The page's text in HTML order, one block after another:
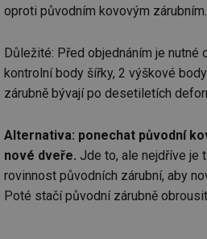
oproti původním kovovým zárubním.
Důležité: Před objednáním je nutné
kontrolní body šířky, 2 výškové
zárubně bývají po desetiletích
Alternativa: ponechat původní
nové dveře. Jde to, ale nejdříve je
rovinnost původních zárubní, aby
Poté stačí původní zárubně